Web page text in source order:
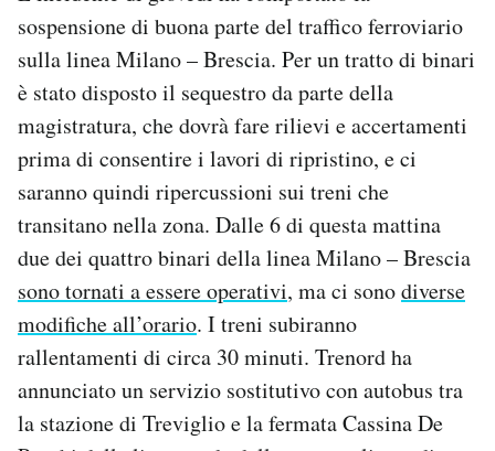
sospensione di buona parte del traffico ferroviario
sulla linea Milano – Brescia. Per un tratto di binari
è stato disposto il sequestro da parte della
magistratura, che dovrà fare rilievi e accertamenti
prima di consentire i lavori di ripristino, e ci
saranno quindi ripercussioni sui treni che
transitano nella zona. Dalle 6 di questa mattina
due dei quattro binari della linea Milano – Brescia
sono tornati a essere operativi, ma ci sonodiverse
modifiche all’orario. I treni subiranno
rallentamenti di circa 30 minuti. Trenord ha
annunciato un servizio sostitutivo con autobus tra
la stazione di Treviglio e la fermata Cassina De